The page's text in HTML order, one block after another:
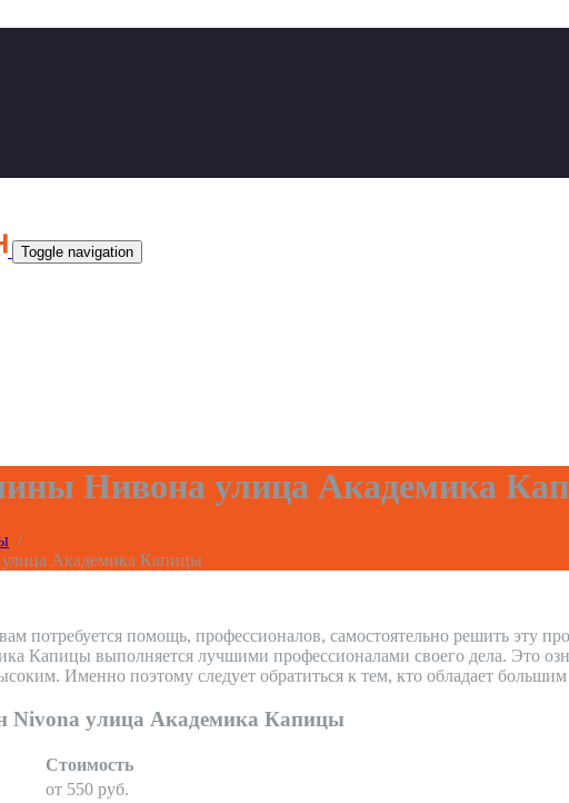
Toggle navigation
Нивона улица Академика
/
Академика Капицы
потребуется помощь, профессионалов, самостоятельно решить эту
Капицы выполняется лучшими профессионалами своего дела. Это
Именно поэтому следует обратиться к тем, кто обладает
Nivona улица Академика Капицы
Стоимость
от 550 руб.